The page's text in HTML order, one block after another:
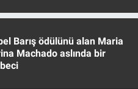
Barış ödülünü alan Maria
Machado aslında bir